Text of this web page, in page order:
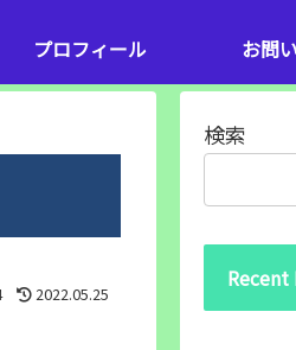
プロフィール お問
2022.05.25
検索
Recent